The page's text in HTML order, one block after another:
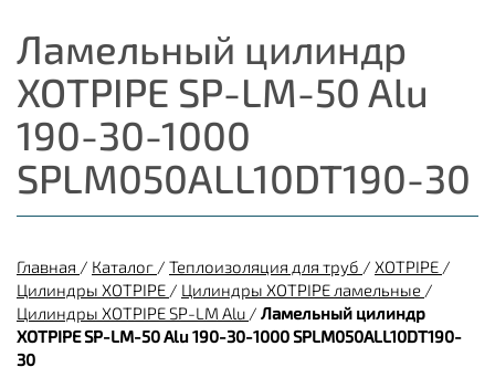
Ламельный цилиндр
XOTPIPE SP-LM-50 Alu
190-30-1000
SPLM050ALL10DT190-30
Главная / Каталог / Теплоизоляция для труб / XOTPIPE /
Цилиндры XOTPIPE / Цилиндры XOTPIPE ламельные /
Цилиндры XOTPIPE SP-LM Alu / Ламельный цилиндр
XOTPIPE SP-LM-50 Alu 190-30-1000 SPLM050ALL10DT190-
30